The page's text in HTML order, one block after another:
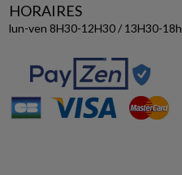
HORAIRES
lun-ven 8H30-12H30 / 13H30-18h